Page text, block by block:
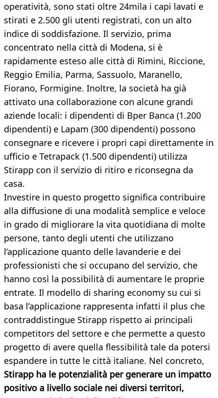
operatività, sono stati oltre 24mila i capi lavati e
stirati e 2.500 gli utenti registrati, con un alto
indice di soddisfazione. Il servizio, prima
concentrato nella città di Modena, si è
rapidamente esteso alle città di Rimini, Riccione,
Reggio Emilia, Parma, Sassuolo, Maranello,
Fiorano, Formigine. Inoltre, la società ha già
attivato una collaborazione con alcune grandi
aziende locali: i dipendenti di Bper Banca (1.200
dipendenti) e Lapam (300 dipendenti) possono
consegnare e ricevere i propri capi direttamente in
ufficio e Tetrapack (1.500 dipendenti) utilizza
Stirapp con il servizio di ritiro e riconsegna da
casa.
Investire in questo progetto significa contribuire
alla diffusione di una modalità semplice e veloce
in grado di migliorare la vita quotidiana di molte
persone, tanto degli utenti che utilizzano
l’applicazione quanto delle lavanderie e dei
professionisti che si occupano del servizio, che
hanno così la possibilità di aumentare le proprie
entrate. Il modello di sharing economy su cui si
basa l’applicazione rappresenta infatti il plus che
contraddistingue Stirapp rispetto ai principali
competitors del settore e che permette a questo
progetto di avere quella flessibilità tale da potersi
espandere in tutte le città italiane. Nel concreto,
Stirapp ha le potenzialità per generare un impatto
positivo a livello sociale nei diversi territori,